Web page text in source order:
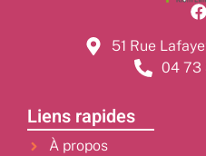
51 Rue
04 73
Liens rapides
À propos